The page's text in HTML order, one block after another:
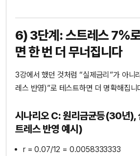
6) 3단계: 스트레스 7%로
면 한 번 더 무너집니다
3강에서 했던 것처럼 “실제금리”가 아니
레스 반영)”로 테스트하면 더 명확해집니
시나리오 C: 원리금균등(30년
트레스 반영 예시)
r = 0.07/12 = 0.0058333333